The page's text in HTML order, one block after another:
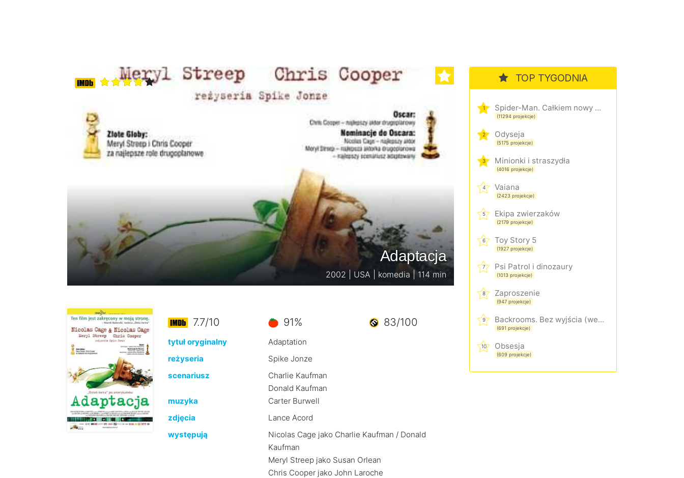
Adaptacja
2002 | USA | komedia | 114 min
7.7/10 91% 83/100
tytuł oryginalny
Adaptation
reżyseria
Spike Jonze
scenariusz
Charlie Kaufman
Donald Kaufman
muzyka
Carter Burwell
zdjęcia
Lance Acord
występują
Nicolas Cage jako Charlie Kaufman / Donald
Kaufman
Meryl Streep jako Susan Orlean
Chris Cooper jako John Laroche
TOP TYGODNIA
1 Spider-Man. Całkiem nowy dzień
(11294 projekcje)
2 Odyseja
(5175 projekcje)
3 Minionki i straszydła
(4016 projekcje)
4 Vaiana
(2423 projekcje)
5 Ekipa zwierzaków
(2179 projekcje)
6 Toy Story 5
(1927 projekcje)
7 Psi Patrol i dinozaury
(1013 projekcje)
8 Zaproszenie
(947 projekcje)
9 Backrooms. Bez wyjścia (wersja rozszerzona)
(691 projekcje)
10 Obsesja
(609 projekcje)